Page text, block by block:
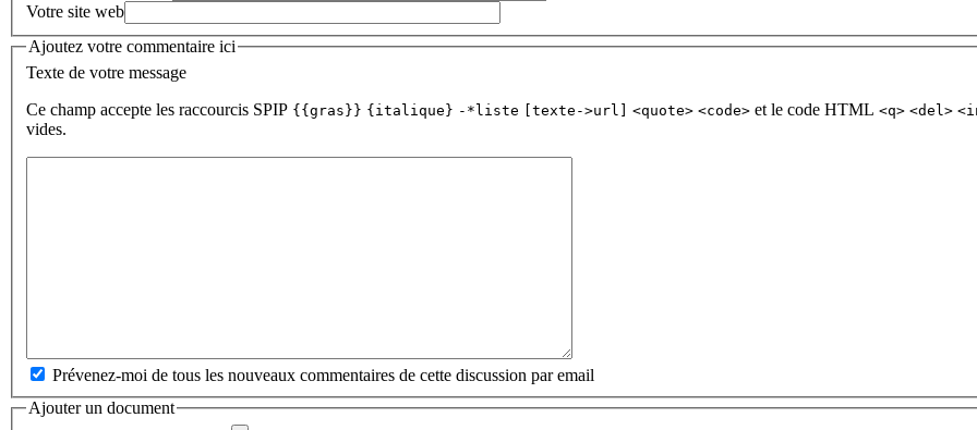
Votre site web
Ajoutez votre commentaire ici
Texte de votre message
Ce champ accepte les raccourcis SPIP {{gras}} {italique} -*liste [texte->url] <quote> <code> et le code HTML <q> <del>
vides.
Prévenez-moi de tous les nouveaux commentaires de cette discussion par email
Ajouter un document